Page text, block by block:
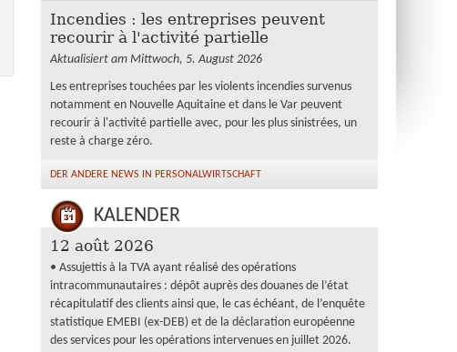
Incendies : les entreprises peuvent
recourir à l'activité partielle
Aktualisiert am Mittwoch, 5. August 2026
Les entreprises touchées par les violents incendies survenus
notamment en Nouvelle Aquitaine et dans le Var peuvent
recourir à l'activité partielle avec, pour les plus sinistrées, un
reste à charge zéro.
DER ANDERE NEWS IN PERSONALWIRTSCHAFT
KALENDER
12 août 2026
• Assujettis à la TVA ayant réalisé des opérations
intracommunautaires : dépôt auprès des douanes de l’état
récapitulatif des clients ainsi que, le cas échéant, de l’enquête
statistique EMEBI (ex-DEB) et de la déclaration européenne
des services pour les opérations intervenues en juillet 2026.